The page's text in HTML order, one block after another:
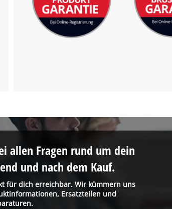
Zustimmung, um
laden zu können!
permitted to load due
not disclosed to the
für dich erreichbar. Wir kümmern uns
Ersatzteilen und
allen Fragen rund um dein
und nach dem Kauf.